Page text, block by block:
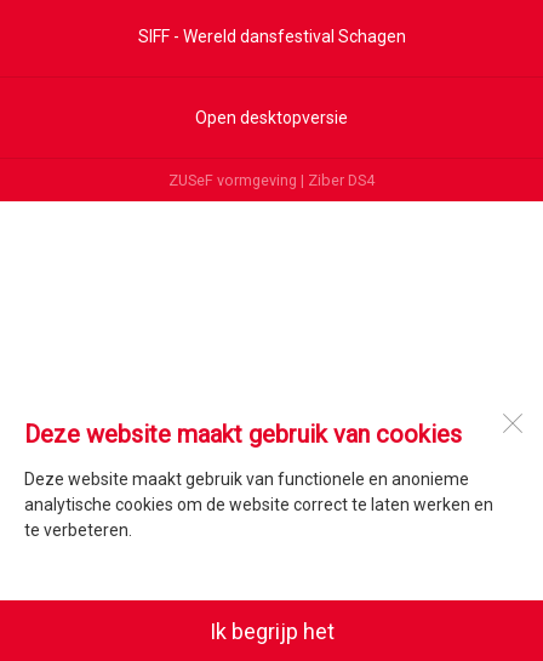
Deze website maakt gebruik van cookies
Deze website maakt gebruik van functionele en anonieme
analytische cookies om de website correct te laten werken en
te verbeteren.
Ik begrijp het
SIFF - Wereld dansfestival Schagen
Open desktopversie
ZUSeF vormgeving | Ziber DS4